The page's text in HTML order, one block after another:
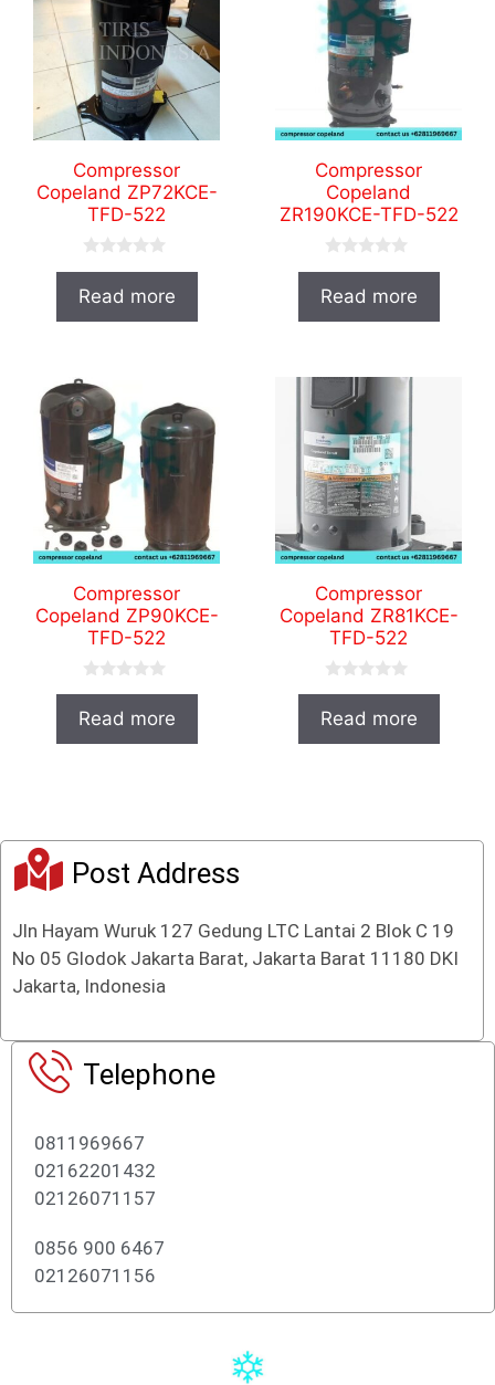
Compressor
Copeland ZP72KCE-
TFD-522
u
Read more
Compressor
Copeland
ZR190KCE-TFD-522
u
Read more
Compressor
Copeland ZP90KCE-
TFD-522
0
u
Read more
Compressor
Copeland ZR81KCE-
TFD-522
0
u
Read more
Post Address
Jln Hayam Wuruk 127 Gedung LTC Lantai 2 Blok C 19
No 05 Glodok Jakarta Barat, Jakarta Barat 11180 DKI
Jakarta, Indonesia
Telephone
0811969667
02162201432
02126071157
0856 900 6467
02126071156